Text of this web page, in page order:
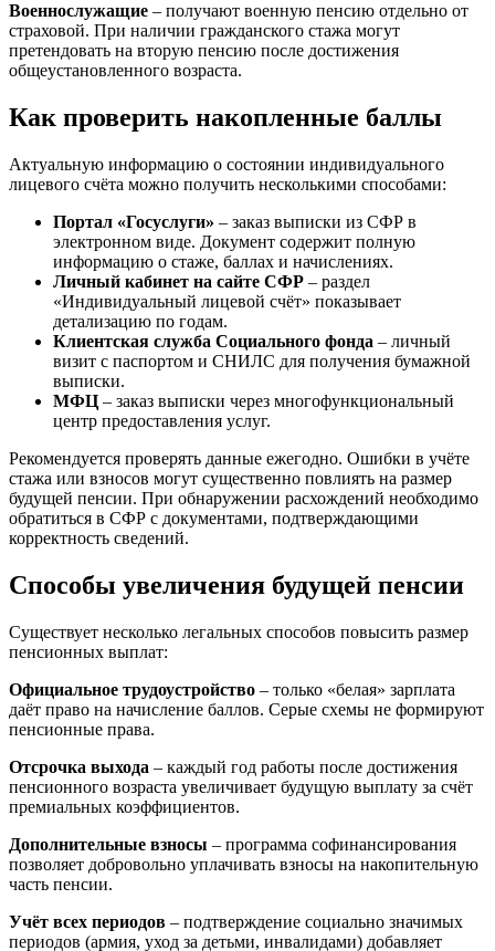
Военнослужащие – получают военную пенсию отдельно от
страховой. При наличии гражданского стажа могут
претендовать на вторую пенсию после достижения
общеустановленного возраста.
Как проверить накопленные баллы
Актуальную информацию о состоянии индивидуального
лицевого счёта можно получить несколькими способами:
Портал «Госуслуги» – заказ выписки из СФР в
электронном виде. Документ содержит полную
информацию о стаже, баллах и начислениях.
Личный кабинет на сайте СФР – раздел
«Индивидуальный лицевой счёт» показывает
детализацию по годам.
Клиентская служба Социального фонда – личный
визит с паспортом и СНИЛС для получения бумажной
выписки.
МФЦ – заказ выписки через многофункциональный
центр предоставления услуг.
Рекомендуется проверять данные ежегодно. Ошибки в учёте
стажа или взносов могут существенно повлиять на размер
будущей пенсии. При обнаружении расхождений необходимо
обратиться в СФР с документами, подтверждающими
корректность сведений.
Способы увеличения будущей пенсии
Существует несколько легальных способов повысить размер
пенсионных выплат:
Официальное трудоустройство – только «белая» зарплата
даёт право на начисление баллов. Серые схемы не формируют
пенсионные права.
Отсрочка выхода – каждый год работы после достижения
пенсионного возраста увеличивает будущую выплату за счёт
премиальных коэффициентов.
Дополнительные взносы – программа софинансирования
позволяет добровольно уплачивать взносы на накопительную
часть пенсии.
Учёт всех периодов – подтверждение социально значимых
периодов (армия, уход за детьми, инвалидами) добавляет